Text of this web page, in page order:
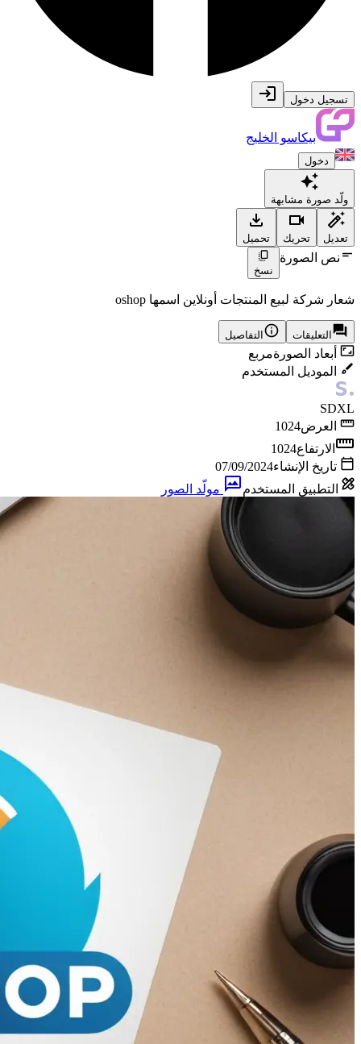
تسجيل دخول
بيكاسو الخليج
دخول
ولّد صورة مشابهة
تعديل تحريك تحميل
نص الصورة
نسخ
شعار شركة لبيع المنتجات أونلاين اسمها oshop
التعليقات التفاصيل
أبعاد الصورةمربع
الموديل المستخدم
SDXL
العرض1024
الارتفاع1024
تاريخ الإنشاء07/09/2024
التطبيق المستخدم
مولّد الصور